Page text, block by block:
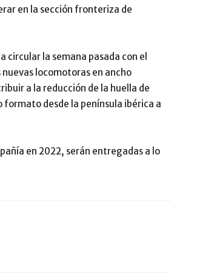
en la sección fronteriza de
circular la semana pasada con el
nuevas locomotoras en ancho
a la reducción de la huella de
desde la península ibérica a
en 2022, serán entregadas a lo